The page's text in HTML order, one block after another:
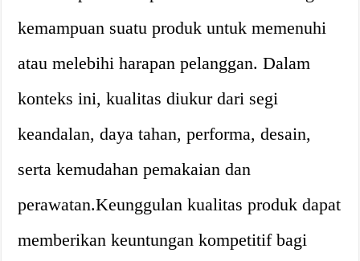
kemampuan suatu produk untuk memenuhi
atau melebihi harapan pelanggan. Dalam
konteks ini, kualitas diukur dari segi
keandalan, daya tahan, performa, desain,
serta kemudahan pemakaian dan
perawatan.Keunggulan kualitas produk dapat
memberikan keuntungan kompetitif bagi